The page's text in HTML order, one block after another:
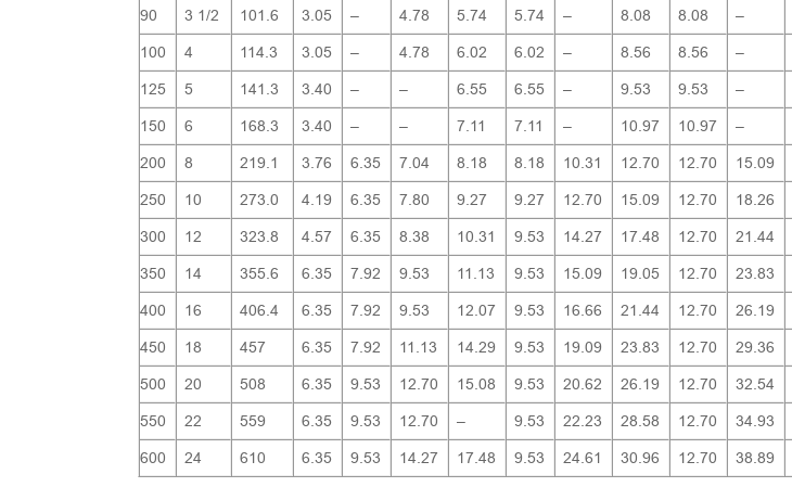
90 3 1/2 101.6 3.05 – 4.78 5.74 5.74 – 8.08 8.08 –
100 4 114.3 3.05 – 4.78 6.02 6.02 – 8.56 8.56 –
125 5 141.3 3.40 – – 6.55 6.55 – 9.53 9.53 –
150 6 168.3 3.40 – – 7.11 7.11 – 10.97 10.97 –
200 8 219.1 3.76 6.35 7.04 8.18 8.18 10.31 12.70 12.70 15.09
250 10 273.0 4.19 6.35 7.80 9.27 9.27 12.70 15.09 12.70 18.26
300 12 323.8 4.57 6.35 8.38 10.31 9.53 14.27 17.48 12.70 21.44
350 14 355.6 6.35 7.92 9.53 11.13 9.53 15.09 19.05 12.70 23.83
400 16 406.4 6.35 7.92 9.53 12.07 9.53 16.66 21.44 12.70 26.19
450 18 457 6.35 7.92 11.13 14.29 9.53 19.09 23.83 12.70 29.36
500 20 508 6.35 9.53 12.70 15.08 9.53 20.62 26.19 12.70 32.54
550 22 559 6.35 9.53 12.70 – 9.53 22.23 28.58 12.70 34.93
600 24 610 6.35 9.53 14.27 17.48 9.53 24.61 30.96 12.70 38.89